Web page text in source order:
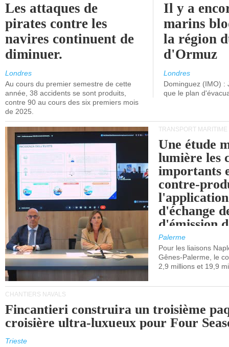
Les attaques de
pirates contre les
navires continuent de
diminuer.
Londres
Au cours du premier semestre de cette
année, 38 accidents se sont produits,
contre 90 au cours des six premiers mois
de 2025.
Il y a
marins
la région
d'Ormuz
Londres
Dominguez (IMO) :
que le plan
TRANSPORT MARITIME
Une étude
lumière les
importants
contre-
d'échange
d'émission
(SEQE-UE)
maritimes
occidentale.
Palerme
Pour les liaisons
Gênes-Palerme, le
2,9 millions et 19,9
CHANTIERS NAVALS
Fincantieri construira un troisième
croisière ultra-luxueux pour Four
Trieste